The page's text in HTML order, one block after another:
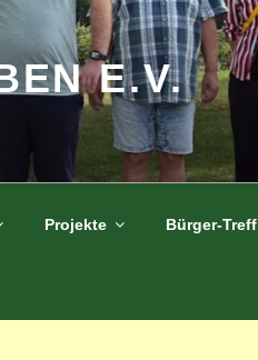
E.V.
Projekte Bürger-Treff